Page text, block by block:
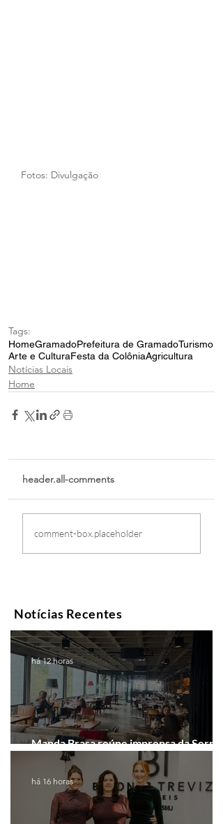
Fotos: Divulgação
Tags:
HomeGramadoPrefeitura de GramadoTurismo
Arte e CulturaFesta da ColôniaAgricultura
Notícias Locais
Home
header.all-comments
comment-box.placeholder
Notícias Recentes
Manda Brasa reúne imprensa da Serra
Gaúcha para falar de expansão
há 12 horas
há 16 horas